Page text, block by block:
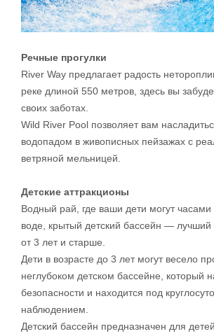
Речные прогулки
River Way предлагает радость
реке длиной 550 метров, здесь вы
своих заботах.
Wild River Pool позволяет вам
водопадом в живописных пейзажах с
ветряной мельницей.
Детские аттракционы
Водный рай, где ваши дети могут часами
воде, крытый детский бассейн —
от 3 лет и старше.
Дети в возрасте до 3 лет могут весело
неглубоком детском бассейне, который
безопасности и находится под
наблюдением.
Детский бассейн предназначен для